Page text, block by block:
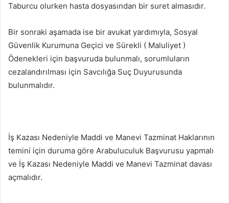
Taburcu olurken hasta dosyasından bir suret almasıdır.
Bir sonraki aşamada ise bir avukat yardımıyla, Sosyal
Güvenlik Kurumuna Geçici ve Sürekli ( Maluliyet )
Ödenekleri için başvuruda bulunmalı, sorumluların
cezalandırılması için Savcılığa Suç Duyurusunda
bulunmalıdır.
İş Kazası Nedeniyle Maddi ve Manevi Tazminat Haklarının
temini için duruma göre Arabuluculuk Başvurusu yapmalı
ve İş Kazası Nedeniyle Maddi ve Manevi Tazminat davası
açmalıdır.